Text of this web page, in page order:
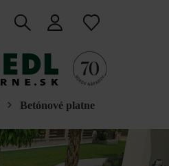
Betónové platne